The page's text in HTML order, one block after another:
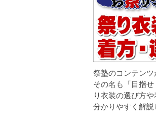
祭塾のコンテンツ
その名も「目指
り衣装の選び方
分かりやすく解説